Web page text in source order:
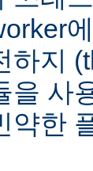
하지
을 사
약한